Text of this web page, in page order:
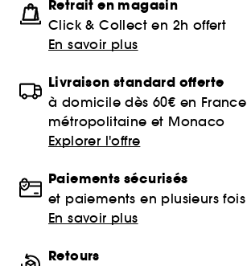
Retrait en magasin
Click & Collect en 2h offert
En savoir plus
Livraison standard offerte
à domicile dès 60€ en France
métropolitaine et Monaco
Explorer l'offre
Paiements sécurisés
et paiements en plusieurs fois
En savoir plus
Retours